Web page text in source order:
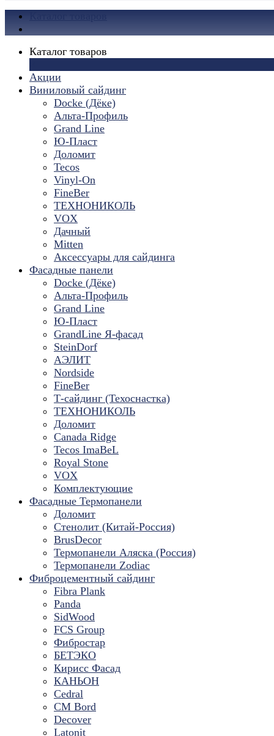
Каталог товаров
Акции
Виниловый сайдинг
Docke (Дёке)
Альта-Профиль
Grand Line
Ю-Пласт
Доломит
Tecos
Vinyl-On
FineBer
ТЕХНОНИКОЛЬ
VOX
Дачный
Mitten
Аксессуары для сайдинга
Фасадные панели
Docke (Дёке)
Альта-Профиль
Grand Line
Ю-Пласт
GrandLine Я-фасад
SteinDorf
АЭЛИТ
Nordside
FineBer
Т-сайдинг (Техоснастка)
ТЕХНОНИКОЛЬ
Доломит
Canada Ridge
Tecos ImaBeL
Royal Stone
VOX
Комплектующие
Фасадные Термопанели
Доломит
Стенолит (Китай-Россия)
BrusDecor
Термопанели Аляска (Россия)
Термопанели Zodiac
Фиброцементный сайдинг
Fibra Plank
Panda
SidWood
FCS Group
Фибростар
БЕТЭКО
Кирисс Фасад
КАНЬОН
Cedral
CM Bord
Decover
Latonit